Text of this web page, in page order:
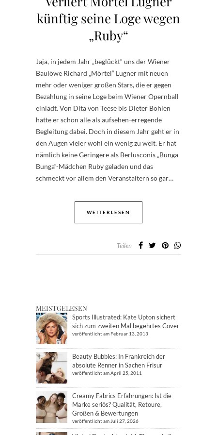
künftig seine Loge wegen
„Ruby“
Jaja, in jedem Jahr „beglückt“ uns der Wiener
Baulöwe Richard „Mörtel“ Lugner mit neuen
mehr oder weniger großen Stars, die er gegen
Bezahlung in seine Loge beim Wiener Opernball
einlädt. Von Dita von Teese bis Dieter Bohlen
hatte er schon alle als aufsehen-erregende
Begleitung dabei. Doch in diesem Jahr geht er in
den Augen vieler wohl ein wenig zu weit. Er hat
nämlich keine Geringere als Berlusconis „Bunga
Bunga“-Mädchen Ruby geladen und das
schmeckt vor allem den Veranstaltern so gar…
WEITERLESEN
Teilen
MEISTGELESEN
Sports Illustrated: Kate Upton sichert
sich zum zweiten Mal begehrtes Cover
veröffentlicht am Februar 13, 2013
Beauty Bubbles: In Frankreich der
absolute Renner in Sachen Frisur
veröffentlicht am April 25, 2011
Creamy Fabrics Erfahrungen: Ist die
Marke seriös? Qualität, Retoure,
Größen & Bewertungen
veröffentlicht am Juli 27, 2026